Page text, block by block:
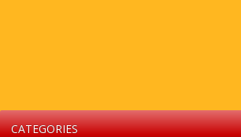
CATEGORIES